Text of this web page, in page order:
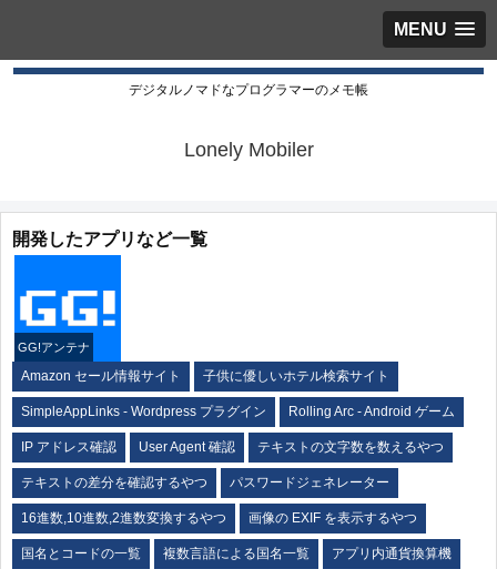
MENU
デジタルノマドなプログラマーのメモ帳
Lonely Mobiler
開発したアプリなど一覧
GG!アンテナ
Amazon セール情報サイト 子供に優しいホテル検索サイト
SimpleAppLinks - Wordpress プラグイン Rolling Arc - Android ゲーム
IP アドレス確認 User Agent 確認 テキストの文字数を数えるやつ
テキストの差分を確認するやつ パスワードジェネレーター
16進数,10進数,2進数変換するやつ 画像の EXIF を表示するやつ
国名とコードの一覧 複数言語による国名一覧 アプリ内通貨換算機